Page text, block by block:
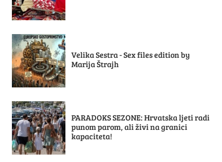
Velika Sestra - Sex files edition by
Marija Štrajh
PARADOKS SEZONE: Hrvatska ljeti radi
punom parom, ali živi na granici
kapaciteta!